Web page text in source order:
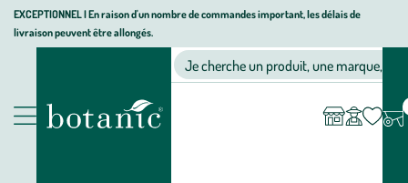
Aller
Aller
au
Aller
au
page
EXCEPTIONNEL I En raison d'un nombre de commandes important, les délais de
livraison peuvent être allongés.
Nos produits
Jardinerie écologique, animalerie, décoration, alimentation bio
Je cherche un produit, une marque, un
compte